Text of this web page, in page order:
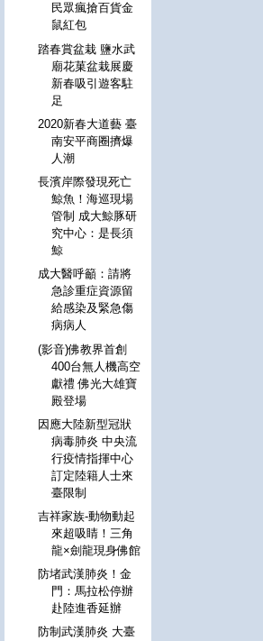
民眾瘋搶百貨金
鼠紅包
踏春賞盆栽 鹽水武
廟花菓盆栽展慶
新春吸引遊客駐
足
2020新春大道藝 臺
南安平商圈擠爆
人潮
長濱岸際發現死亡
鯨魚！海巡現場
管制 成大鯨豚研
究中心：是長須
鯨
成大醫呼籲：請將
急診重症資源留
給感染及緊急傷
病病人
(影音)佛教界首創
400台無人機高空
獻禮 佛光大雄寶
殿登場
因應大陸新型冠狀
病毒肺炎 中央流
行疫情指揮中心
訂定陸籍人士來
臺限制
吉祥家族-動物動起
來超吸睛！三角
龍×劍龍現身佛館
防堵武漢肺炎！金
門：馬拉松停辦
赴陸進香延辦
防制武漢肺炎 大臺